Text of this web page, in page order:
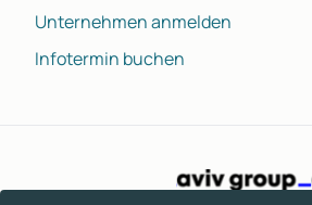
Unternehmen anmelden
Infotermin buchen